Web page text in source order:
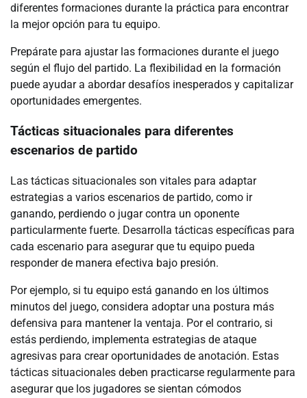
diferentes formaciones durante la práctica para encontrar
la mejor opción para tu equipo.
Prepárate para ajustar las formaciones durante el juego
según el flujo del partido. La flexibilidad en la formación
puede ayudar a abordar desafíos inesperados y capitalizar
oportunidades emergentes.
Tácticas situacionales para diferentes
escenarios de partido
Las tácticas situacionales son vitales para adaptar
estrategias a varios escenarios de partido, como ir
ganando, perdiendo o jugar contra un oponente
particularmente fuerte. Desarrolla tácticas específicas para
cada escenario para asegurar que tu equipo pueda
responder de manera efectiva bajo presión.
Por ejemplo, si tu equipo está ganando en los últimos
minutos del juego, considera adoptar una postura más
defensiva para mantener la ventaja. Por el contrario, si
estás perdiendo, implementa estrategias de ataque
agresivas para crear oportunidades de anotación. Estas
tácticas situacionales deben practicarse regularmente para
asegurar que los jugadores se sientan cómodos